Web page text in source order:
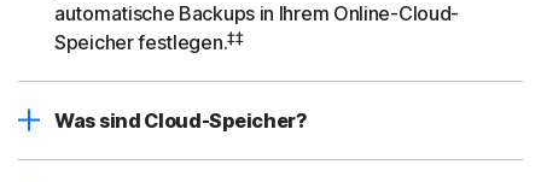
automatische Backups in Ihrem Online-Cloud-
Speicher festlegen.‡‡
Was sind Cloud-Speicher?